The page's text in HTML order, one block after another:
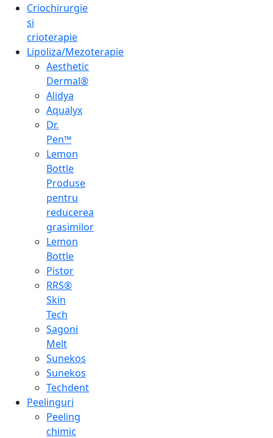
Criochirurgie
si
crioterapie
Lipoliza/Mezoterapie
Aesthetic
Dermal®
Alidya
Aqualyx
Dr.
Pen™
Lemon
Bottle
Produse
pentru
reducerea
grasimilor
Lemon
Bottle
Pistor
RRS®
Skin
Tech
Sagoni
Melt
Sunekos
Sunekos
Techdent
Peelinguri
Peeling
chimic